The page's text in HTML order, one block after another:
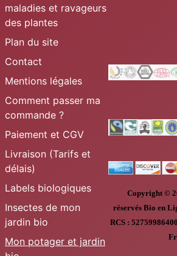
maladies et ravageurs
des plantes
Plan du site
Contact
Mentions légales
Comment passer ma
commande ?
Paiement et CGV
Livraison (Tarifs et
délais)
Labels biologiques
Insectes de mon
jardin bio
Mon potager et jardin
Copyright ©
réservésBio en
RCS :